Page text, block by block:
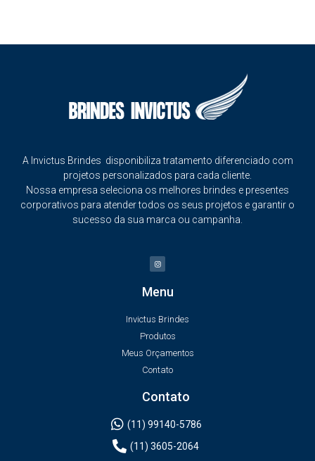
A Invictus Brindes disponibiliza tratamento diferenciado com
projetos personalizados para cada cliente.
Nossa empresa seleciona os melhores brindes e presentes
corporativos para atender todos os seus projetos e garantir o
sucesso da sua marca ou campanha.
Menu
Invictus Brindes
Produtos
Meus Orçamentos
Contato
Contato
(11) 99140-5786
(11) 3605-2064